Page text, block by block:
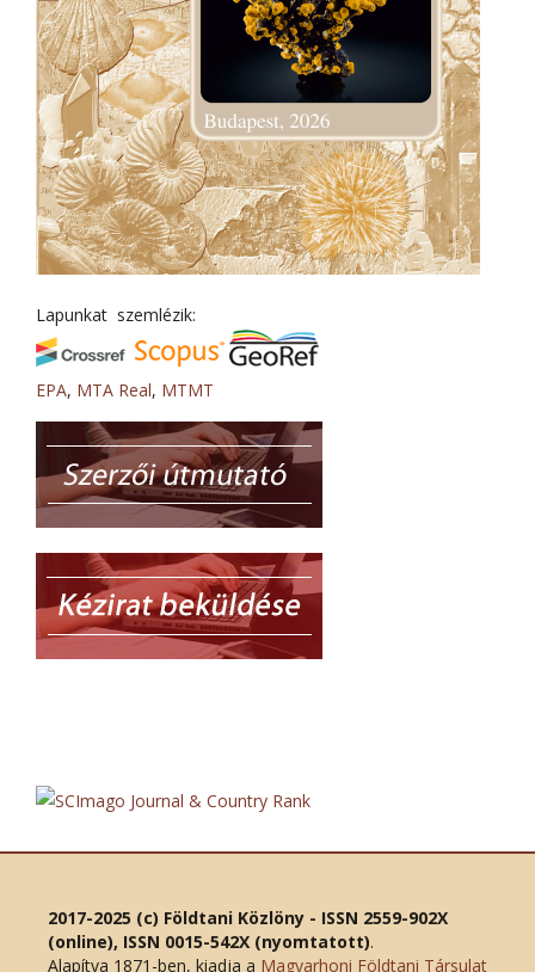
Lapunkat szemlézik:
EPA, MTA Real, MTMT
2017-2025 (c) Földtani Közlöny - ISSN 2559-902X
(online), ISSN 0015-542X (nyomtatott).
Alapítva 1871-ben, kiadja a Magyarhoni Földtani Társulat